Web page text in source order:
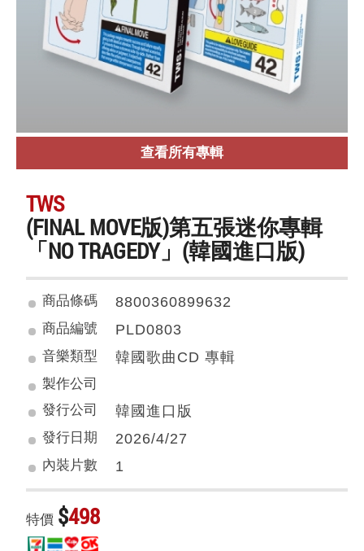
查看所有專輯
TWS
(FINAL MOVE版)第五張迷你專輯
「NO TRAGEDY」(韓國進口版)
商品條碼 8800360899632
商品編號 PLD0803
音樂類型 韓國歌曲CD 專輯
製作公司
發行公司
韓國進口版
發行日期 2026/4/27
內裝片數 1
特價 $498